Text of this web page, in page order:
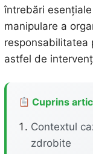
întrebări
manipulare a
responsabilitatea
astfel de
Cuprins
Contextul
zdrobite